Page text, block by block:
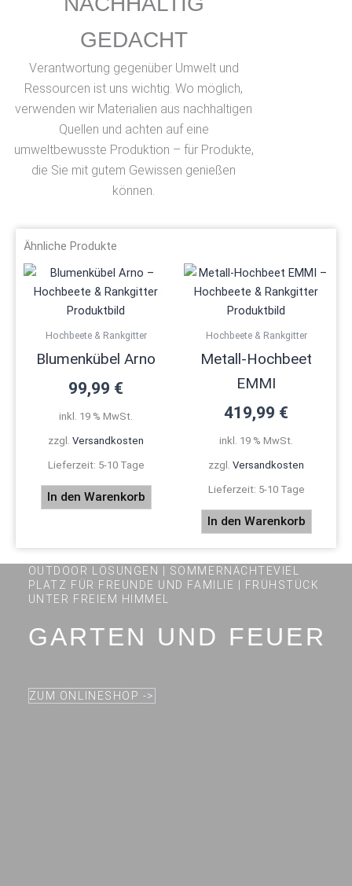
GEDACHT
Verantwortung gegenüber Umwelt und
Ressourcen ist uns wichtig. Wo möglich,
verwenden wir Materialien aus nachhaltigen
Quellen und achten auf eine
umweltbewusste Produktion – für Produkte,
die Sie mit gutem Gewissen genießen
können.
Ähnliche Produkte
Hochbeete & Rankgitter
Blumenkübel Arno
99,99 €
inkl. 19 % MwSt.
zzgl. Versandkosten
Lieferzeit: 5-10 Tage
In den Warenkorb
Hochbeete & Rankgitter
Metall-Hochbeet
EMMI
419,99 €
inkl. 19 % MwSt.
zzgl. Versandkosten
Lieferzeit: 5-10 Tage
In den Warenkorb
OUTDOOR LÖSUNGEN | SOMMERNÄCHTEVIEL
PLATZ FÜR FREUNDE UND FAMILIE | FRÜHSTÜCK
UNTER FREIEM HIMMEL
GARTEN UND FEUER
ZUM ONLINESHOP ->